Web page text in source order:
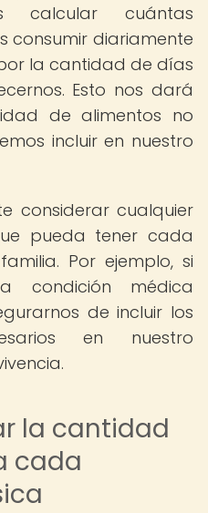
calcular cuántas
consumir diariamente
la cantidad de días
Esto nos dará
de alimentos no
incluir en nuestro
considerar cualquier
pueda tener cada
Por ejemplo, si
condición médica
de incluir los
en nuestro
la cantidad
cada